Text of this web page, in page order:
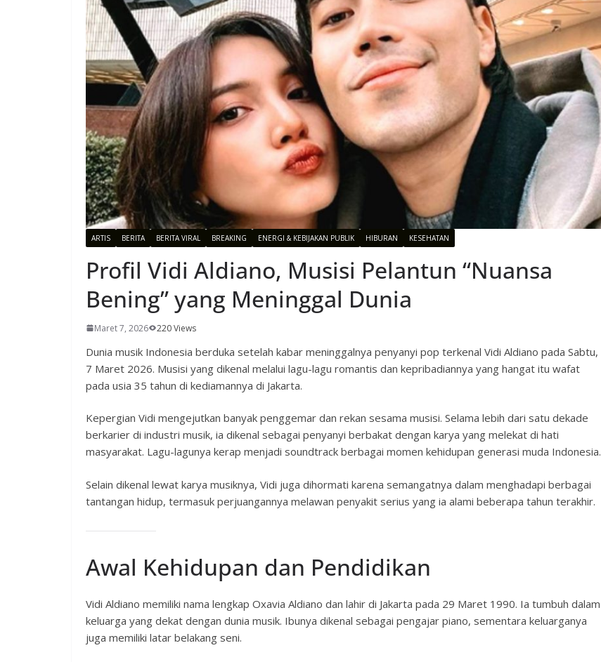
ARTIS BERITA BERITA VIRAL BREAKING ENERGI & KEBIJAKAN PUBLIK HIBURAN KESEHATAN
Profil Vidi Aldiano, Musisi Pelantun “Nuansa
Bening” yang Meninggal Dunia
Maret 7, 2026 220 Views
Dunia musik Indonesia berduka setelah kabar meninggalnya penyanyi pop terkenal Vidi Aldiano pada Sabtu,
7 Maret 2026. Musisi yang dikenal melalui lagu-lagu romantis dan kepribadiannya yang hangat itu wafat
pada usia 35 tahun di kediamannya di Jakarta.
Kepergian Vidi mengejutkan banyak penggemar dan rekan sesama musisi. Selama lebih dari satu dekade
berkarier di industri musik, ia dikenal sebagai penyanyi berbakat dengan karya yang melekat di hati
masyarakat. Lagu-lagunya kerap menjadi soundtrack berbagai momen kehidupan generasi muda Indonesia.
Selain dikenal lewat karya musiknya, Vidi juga dihormati karena semangatnya dalam menghadapi berbagai
tantangan hidup, termasuk perjuangannya melawan penyakit serius yang ia alami beberapa tahun terakhir.
Awal Kehidupan dan Pendidikan
Vidi Aldiano memiliki nama lengkap Oxavia Aldiano dan lahir di Jakarta pada 29 Maret 1990. Ia tumbuh dalam
keluarga yang dekat dengan dunia musik. Ibunya dikenal sebagai pengajar piano, sementara keluarganya
juga memiliki latar belakang seni.